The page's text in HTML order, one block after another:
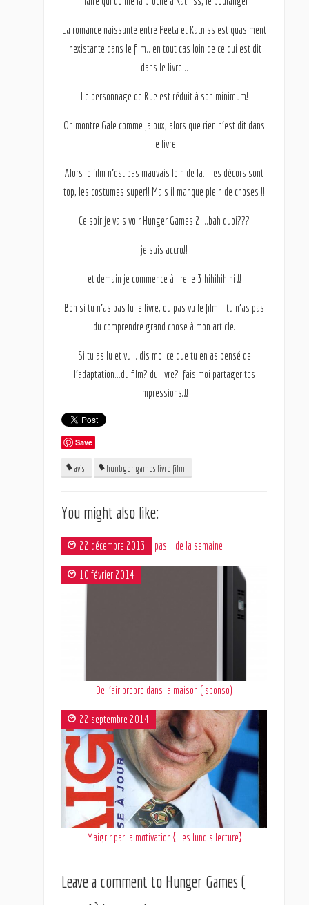
La romance naissante entre Peeta et Katniss est quasiment
inexistante dans le film.. en tout cas loin de ce qui est dit
dans le livre…
Le personnage de Rue est réduit à son minimum!
On montre Gale comme jaloux, alors que rien n’est dit dans
le livre
Alors le film n’est pas mauvais loin de la… les décors sont
top, les costumes super!! Mais il manque plein de choses !!
Ce soir je vais voir Hunger Games 2….bah quoi???
je suis accro!!
et demain je commence à lire le 3 hihihihihi !!
Bon si tu n’as pas lu le livre, ou pas vu le film… tu n’as pas
du comprendre grand chose à mon article!
Si tu as lu et vu… dis moi ce que tu en as pensé de
l’adaptation…du film? du livre? fais moi partager tes
impressions!!!
Save
avis hunbger games livre film
You might also like:
22 décembre 2013
J'aime, J'aime pas… de la semaine
10 février 2014
De l’air propre dans la maison ( sponso)
22 septembre 2014
Maigrir par la motivation { Les lundis lecture}
Leave a comment to Hunger Games (